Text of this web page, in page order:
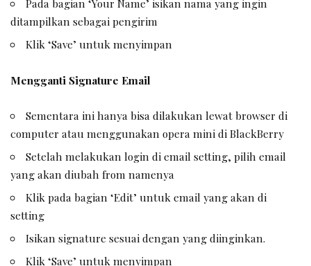
Pada bagian ‘Your Name’ isikan nama yang ingin
ditampilkan sebagai pengirim
Klik ‘Save’ untuk menyimpan
Mengganti Signature Email
Sementara ini hanya bisa dilakukan lewat browser di
computer atau menggunakan opera mini di BlackBerry
Setelah melakukan login di email setting, pilih email
yang akan diubah from namenya
Klik pada bagian ‘Edit’ untuk email yang akan di
setting
Isikan signature sesuai dengan yang diinginkan.
Klik ‘Save’ untuk menyimpan